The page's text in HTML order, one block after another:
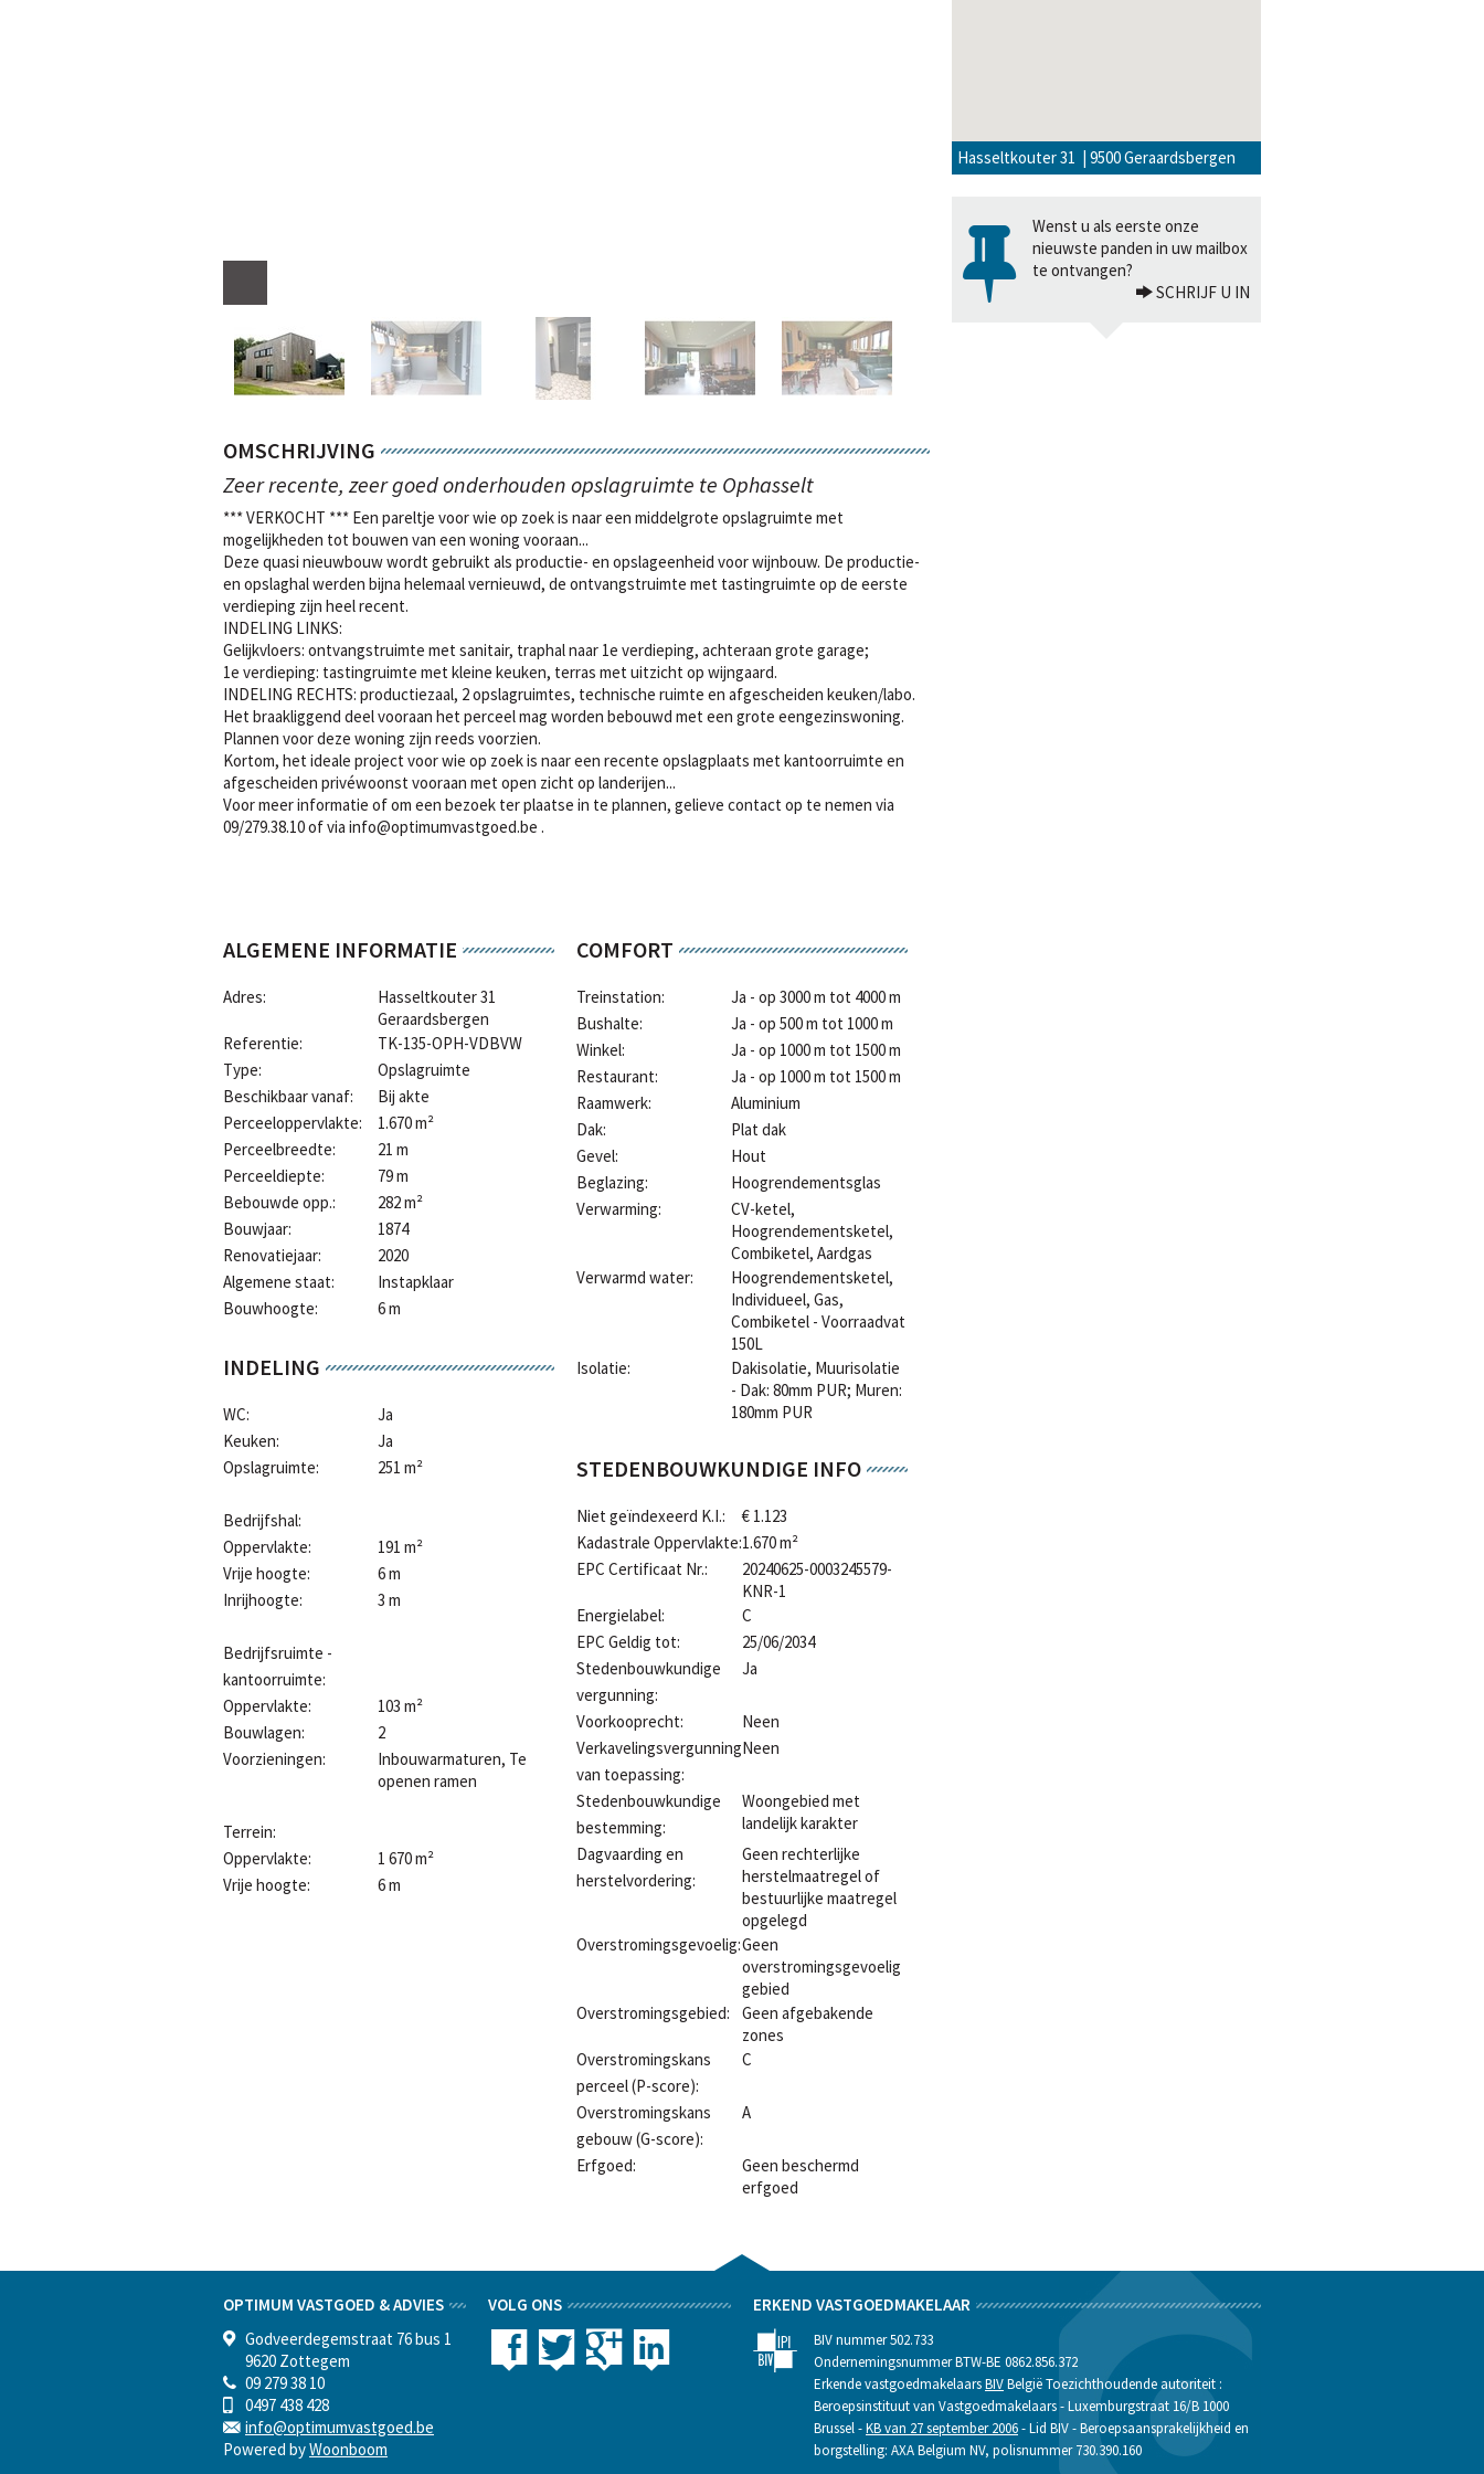
Foto 3/17 - Sanitair
OMSCHRIJVING
Zeer recente, zeer goed onderhouden opslagruimte te Ophasselt
*** VERKOCHT *** Een pareltje voor wie op zoek is naar een middelgrote opslagruimte met
mogelijkheden tot bouwen van een woning vooraan...
Deze quasi nieuwbouw wordt gebruikt als productie- en opslageenheid voor wijnbouw. De productie-
en opslaghal werden bijna helemaal vernieuwd, de ontvangstruimte met tastingruimte op de eerste
verdieping zijn heel recent.
INDELING LINKS:
Gelijkvloers: ontvangstruimte met sanitair, traphal naar 1e verdieping, achteraan grote garage;
1e verdieping: tastingruimte met kleine keuken, terras met uitzicht op wijngaard.
INDELING RECHTS: productiezaal, 2 opslagruimtes, technische ruimte en afgescheiden keuken/labo.
Het braakliggend deel vooraan het perceel mag worden bebouwd met een grote eengezinswoning.
Plannen voor deze woning zijn reeds voorzien.
Kortom, het ideale project voor wie op zoek is naar een recente opslagplaats met kantoorruimte en
afgescheiden privéwoonst vooraan met open zicht op landerijen...
Voor meer informatie of om een bezoek ter plaatse in te plannen, gelieve contact op te nemen via
09/279.38.10 of via info@optimumvastgoed.be .
ALGEMENE INFORMATIE
Adres:
Hasseltkouter 31
Geraardsbergen
Referentie:
TK-135-OPH-VDBVW
Type:
Opslagruimte
Beschikbaar vanaf:
Bij akte
Perceeloppervlakte:
1.670 m²
Perceelbreedte:
21 m
Perceeldiepte:
79 m
Bebouwde opp.:
282 m²
Bouwjaar:
1874
Renovatiejaar:
2020
Algemene staat:
Instapklaar
Bouwhoogte:
6 m
INDELING
WC:
Ja
Keuken:
Ja
Opslagruimte:
251 m²
Bedrijfshal:
Oppervlakte:
191 m²
Vrije hoogte:
6 m
Inrijhoogte:
3 m
Bedrijfsruimte -
kantoorruimte:
Oppervlakte:
103 m²
Bouwlagen:
2
Voorzieningen:
Inbouwarmaturen, Te
openen ramen
Terrein:
Oppervlakte:
1 670 m²
Vrije hoogte:
6 m
COMFORT
Treinstation:
Ja - op 3000 m tot 4000 m
Bushalte:
Ja - op 500 m tot 1000 m
Winkel:
Ja - op 1000 m tot 1500 m
Restaurant:
Ja - op 1000 m tot 1500 m
Raamwerk:
Aluminium
Dak:
Plat dak
Gevel:
Hout
Beglazing:
Hoogrendementsglas
Verwarming:
CV-ketel,
Hoogrendementsketel,
Combiketel, Aardgas
Verwarmd water:
Hoogrendementsketel,
Individueel, Gas,
Combiketel - Voorraadvat
150L
Isolatie:
Dakisolatie, Muurisolatie
- Dak: 80mm PUR; Muren:
180mm PUR
STEDENBOUWKUNDIGE INFO
Niet geïndexeerd K.I.:
€ 1.123
Kadastrale Oppervlakte:1.670 m²
EPC Certificaat Nr.:
20240625-0003245579-
KNR-1
Energielabel:
C
EPC Geldig tot:
25/06/2034
Stedenbouwkundige
vergunning:
Ja
Voorkooprecht:
Neen
Verkavelingsvergunning
van toepassing:
Neen
Stedenbouwkundige
bestemming:
Woongebied met
landelijk karakter
Dagvaarding en
herstelvordering:
Geen rechterlijke
herstelmaatregel of
bestuurlijke maatregel
opgelegd
Overstromingsgevoelig:Geen
overstromingsgevoelig
gebied
Overstromingsgebied:
Geen afgebakende
zones
Overstromingskans
perceel (P-score):
C
Overstromingskans
gebouw (G-score):
A
Erfgoed:
Geen beschermd
erfgoed
Hasseltkouter 31 | 9500 Geraardsbergen
Wenst u als eerste onze
nieuwste panden in uw mailbox
te ontvangen?
SCHRIJF U IN
OPTIMUM VASTGOED & ADVIES
Godveerdegemstraat 76 bus 1
9620 Zottegem
09 279 38 10
0497 438 428
info@optimumvastgoed.be
Powered byWoonboom
VOLG ONS ERKEND VASTGOEDMAKELAAR
BIV nummer 502.733
Ondernemingsnummer BTW-BE 0862.856.372
Erkende vastgoedmakelaarsBIVBelgië Toezichthoudende autoriteit :
Beroepsinstituut van Vastgoedmakelaars - Luxemburgstraat 16/B 1000
Brussel -KB van 27 september 2006- Lid BIV - Beroepsaansprakelijkheid en
borgstelling: AXA Belgium NV, polisnummer 730.390.160